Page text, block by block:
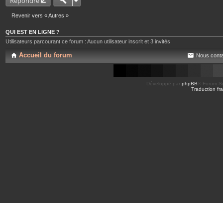
Revenir vers « Autres »
QUI EST EN LIGNE ?
Utilisateurs parcourant ce forum : Aucun utilisateur inscrit et 3 invités
Accueil du forum Nous
Développé par phpBB ® Forum
Traduction